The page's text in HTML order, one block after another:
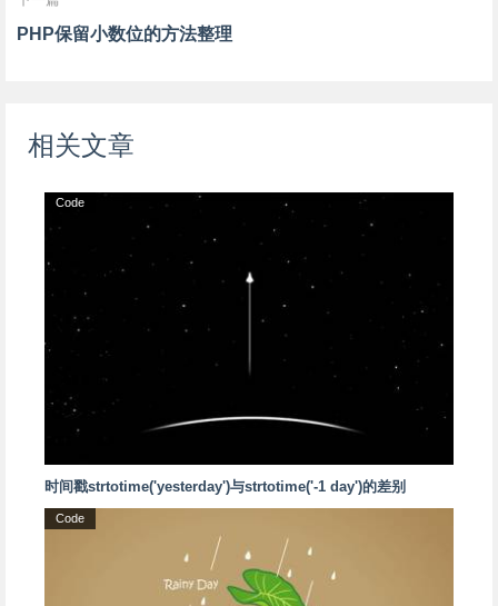
PHP保留小数位的方法整理
相关文章
Code
时间戳strtotime('yesterday')与strtotime('-1 day')的差别
Code